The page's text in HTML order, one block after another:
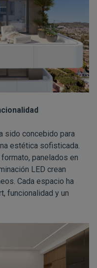
sido concebido para
estética sofisticada.
panelados en
LED crean
Cada espacio ha
funcionalidad y un